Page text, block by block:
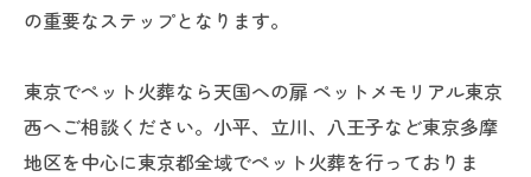
の重要なステップとなります。
東京でペット火葬なら天国への扉 ペットメモリアル東京
西へご相談ください。小平、立川、八王子など東京多摩
地区を中心に東京都全域でペット火葬を行っておりま